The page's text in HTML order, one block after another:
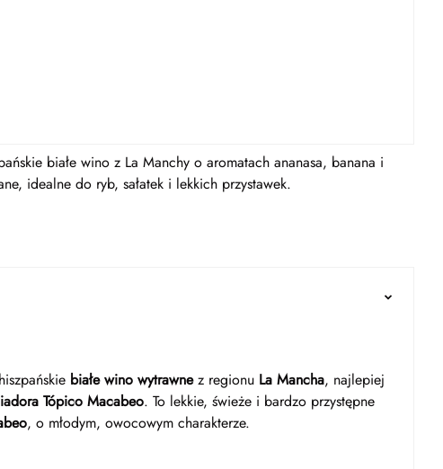
białe wino z La Manchy o aromatach ananasa, banana i
idealne do ryb, sałatek i lekkich przystawek.
białe wino wytrawnez regionu La Mancha, najlepiej
Tópico Macabeo. To lekkie, świeże i bardzo przystępne
, o młodym, owocowym charakterze.